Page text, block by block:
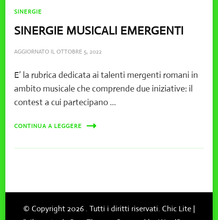
SINERGIE
SINERGIE MUSICALI EMERGENTI
AGGIORNATO ILOTTOBRE 5, 2022
E’ la rubrica dedicata ai talenti mergenti romani in
ambito musicale che comprende due iniziative: il
contest a cui partecipano …
CONTINUA A LEGGERE
© Copyright 2026 . Tutti i diritti riservati. Chic Lite |